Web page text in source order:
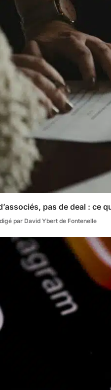
pas de deal : ce
par David Ybert de Fontenelle